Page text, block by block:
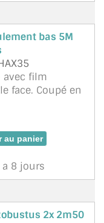
bas 5M
avec film
face. Coupé en
(autre
Aluminium.
8 jours
2x 2m50